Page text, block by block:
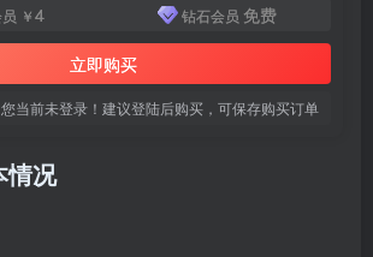
￥4 钻石会员 免费
立即购买
您当前未登录！建议登陆后购买，可保存购买订单
情况